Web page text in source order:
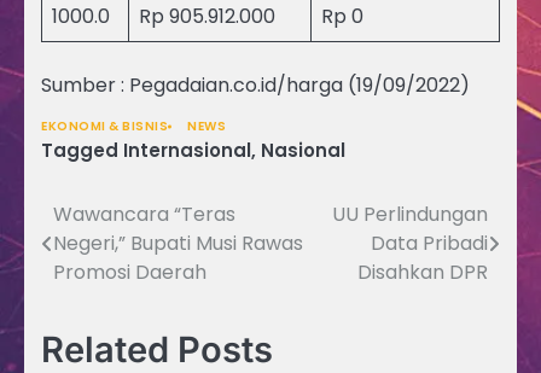
1000.0
Rp 905.912.000 Rp 0
Sumber : Pegadaian.co.id/harga (19/09/2022)
EKONOMI & BISNIS NEWS
Tagged Internasional, Nasional
Navigasi
pos
Wawancara “Teras
Negeri,” Bupati Musi Rawas
Promosi Daerah
UU Perlindungan
Data Pribadi
Disahkan DPR
Related Posts